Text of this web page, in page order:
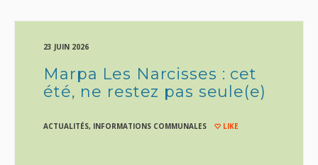
23 JUIN 2026
Marpa Les Narcisses : cet
été, ne restez pas seule(e)
ACTUALITÉS, INFORMATIONS COMMUNALES LIKE